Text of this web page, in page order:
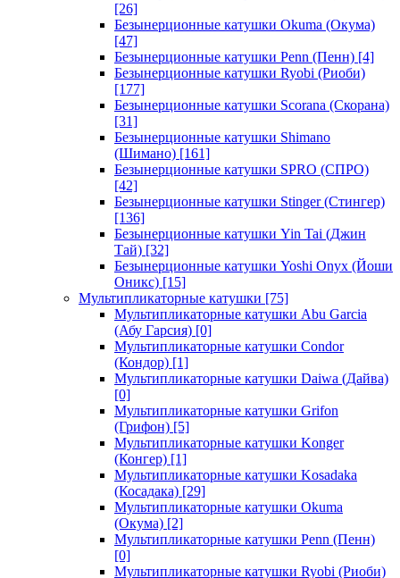
[26]
Безынерционные катушки Okuma (Окума)
[47]
Безынерционные катушки Penn (Пенн) [4]
Безынерционные катушки Ryobi (Риоби)
[177]
Безынерционные катушки Scorana (Скорана)
[31]
Безынерционные катушки Shimano
(Шимано) [161]
Безынерционные катушки SPRO (СПРО)
[42]
Безынерционные катушки Stinger (Стингер)
[136]
Безынерционные катушки Yin Tai (Джин
Тай) [32]
Безынерционные катушки Yoshi Onyx (Йоши
Оникс) [15]
Мультипликаторные катушки [75]
Мультипликаторные катушки Abu Garcia
(Абу Гарсия) [0]
Мультипликаторные катушки Condor
(Кондор) [1]
Мультипликаторные катушки Daiwa (Дайва)
[0]
Мультипликаторные катушки Grifon
(Грифон) [5]
Мультипликаторные катушки Konger
(Конгер) [1]
Мультипликаторные катушки Kosadaka
(Косадака) [29]
Мультипликаторные катушки Okuma
(Окума) [2]
Мультипликаторные катушки Penn (Пенн)
[0]
Мультипликаторные катушки Ryobi (Риоби)